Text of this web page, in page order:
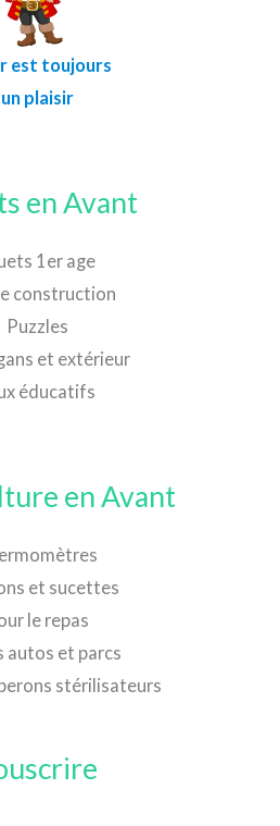
est toujours
un plaisir
en Avant
1er age
construction
Puzzles
et extérieur
éducatifs
en Avant
et sucettes
le repas
autos et parcs
stérilisateurs